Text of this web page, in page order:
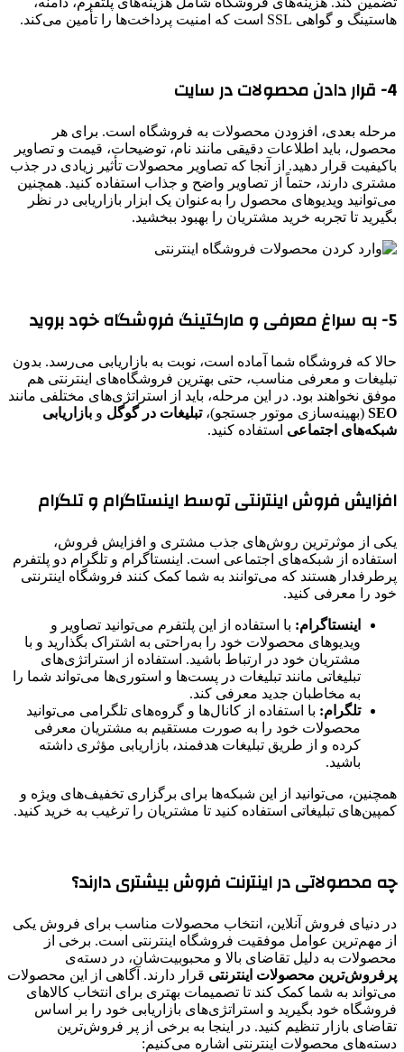
هاستینگ و گواهی SSL است که امنیت پرداخت‌ها را تأمین می‌کند.
4- قرار دادن محصولات در سایت
مرحله بعدی، افزودن محصولات به فروشگاه است. برای هر
محصول، باید اطلاعات دقیقی مانند نام، توضیحات، قیمت و تصاویر
باکیفیت قرار دهید. از آنجا که تصاویر محصولات تأثیر زیادی در جذب
مشتری دارند، حتماً از تصاویر واضح و جذاب استفاده کنید. همچنین
می‌توانید ویدیوهای محصول را به‌عنوان یک ابزار بازاریابی در نظر
بگیرید تا تجربه خرید مشتریان را بهبود ببخشید.
5- به سراغ معرفی و مارکتینگ فروشگاه خود بروید
حالا که فروشگاه شما آماده است، نوبت به بازاریابی می‌رسد. بدون
تبلیغات و معرفی مناسب، حتی بهترین فروشگاه‌های اینترنتی هم
موفق نخواهند بود. در این مرحله، باید از استراتژی‌های مختلفی مانند
SEO (بهینه‌سازی موتور جستجو)،تبلیغات در گوگل و بازاریابی
شبکه‌های اجتماعی استفاده کنید.
افزایش فروش اینترنتی توسط اینستاگرام و تلگرام
یکی از موثرترین روش‌های جذب مشتری و افزایش فروش،
استفاده از شبکه‌های اجتماعی است. اینستاگرام و تلگرام دو پلتفرم
پرطرفدار هستند که می‌توانند به شما کمک کنند فروشگاه اینترنتی
خود را معرفی کنید.
اینستاگرام: با استفاده از این پلتفرم می‌توانید تصاویر و
ویدیوهای محصولات خود را به‌راحتی به اشتراک بگذارید و با
مشتریان خود در ارتباط باشید. استفاده از استراتژی‌های
تبلیغاتی مانند تبلیغات در پست‌ها و استوری‌ها می‌تواند شما را
به مخاطبان جدید معرفی کند.
تلگرام: با استفاده از کانال‌ها و گروه‌های تلگرامی می‌توانید
محصولات خود را به صورت مستقیم به مشتریان معرفی
کرده و از طریق تبلیغات هدفمند، بازاریابی مؤثری داشته
باشید.
همچنین، می‌توانید از این شبکه‌ها برای برگزاری تخفیف‌های ویژه و
کمپین‌های تبلیغاتی استفاده کنید تا مشتریان را ترغیب به خرید کنید.
چه محصولاتی در اینترنت فروش بیشتری دارند؟
در دنیای فروش آنلاین، انتخاب محصولات مناسب برای فروش یکی
از مهم‌ترین عوامل موفقیت فروشگاه اینترنتی است. برخی از
محصولات به دلیل تقاضای بالا و محبوبیت‌شان، در دسته‌ی
پرفروش‌ترین محصولات اینترنتی قرار دارند. آگاهی از این محصولات
می‌تواند به شما کمک کند تا تصمیمات بهتری برای انتخاب کالاهای
فروشگاه خود بگیرید و استراتژی‌های بازاریابی خود را بر اساس
تقاضای بازار تنظیم کنید. در اینجا به برخی از پر فروش‌ترین
دسته‌های محصولات اینترنتی اشاره می‌کنیم: